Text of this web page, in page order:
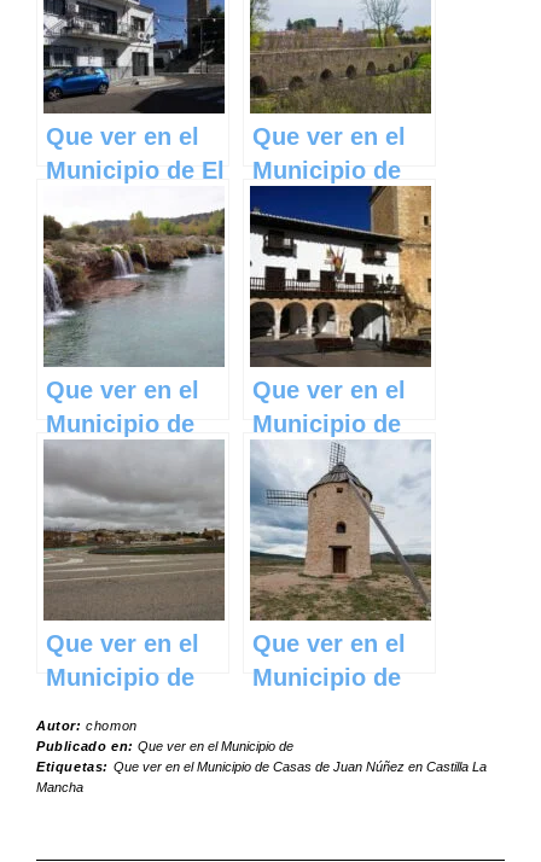
Castilla La
Mancha
Castilla La
Mancha
Que ver en el
Municipio de El
Viso de San
Juan en
Castilla La
Mancha
Que ver en el
Municipio de
Villarta de San
Juan en
Castilla La
Mancha
Que ver en el
Municipio de
Arenas de San
Juan en
Castilla La
Mancha
Que ver en el
Municipio de
Tarazona de la
Mancha en
Castilla La
Mancha
Que ver en el
Municipio de
de la Mancha
en Castilla La
Que ver en el
Municipio de
Castilla La
Mancha
Autor:chomon
Publicado en:Que ver en el Municipio de
Etiquetas: Que ver en el Municipio de Casas de Juan Núñez en Castilla La
Mancha